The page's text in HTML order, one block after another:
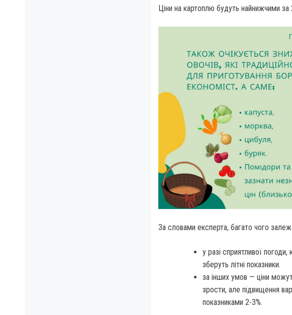
Ціни на картоплю будуть найнижчими
За словами експерта, багато чого
у разі сприятливої
зберуть літні показники.
за інших умов — ціни
зрости, але підвищення
показниками 2-3%.